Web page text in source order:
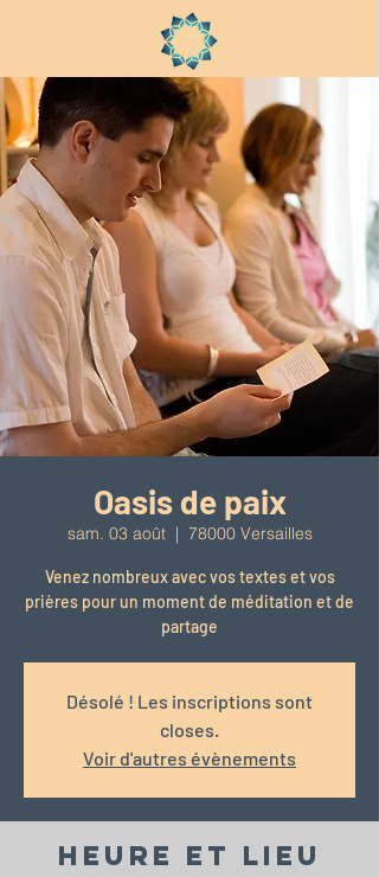
Oasis de paix
sam. 03 août
  |
78000 Versailles
Venez nombreux avec vos textes et vos
prières pour un moment de méditation et de
partage
Désolé ! Les inscriptions sont
closes.
Voir d'autres évènements
Heure et lieu